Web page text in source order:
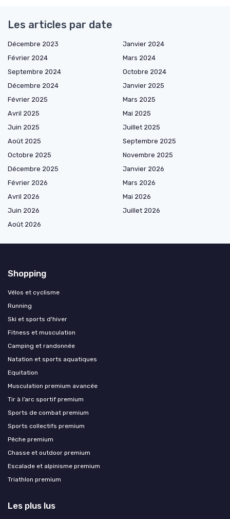
Les articles par date
Décembre 2023
Janvier 2024
Février 2024
Mars 2024
Septembre 2024
Octobre 2024
Décembre 2024
Janvier 2025
Février 2025
Mars 2025
Avril 2025
Mai 2025
Juin 2025
Juillet 2025
Août 2025
Septembre 2025
Octobre 2025
Novembre 2025
Décembre 2025
Janvier 2026
Février 2026
Mars 2026
Avril 2026
Mai 2026
Juin 2026
Juillet 2026
Août 2026
Shopping
Vélos et cyclisme
Running
Ski et sports d'hiver
Fitness et musculation
Camping et randonnée
Natation et sports aquatiques
Equitation
Musculation premium avancée
Tir à l’arc sportif premium
Sports de combat premium
Sports collectifs premium
Pêche premium
Chasse et outdoor premium
Escalade et alpinisme premium
Triathlon premium
Les plus lus